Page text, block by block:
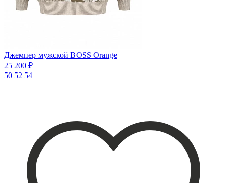
Джемпер мужской BOSS Orange
25 200 ₽
50 52 54